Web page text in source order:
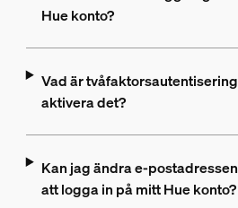
Hue konto?
Vad är
aktivera det?
Kan jag ändra e-
att logga in på mitt Hue konto?